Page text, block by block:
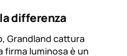
differenza
Grandland cattura
firma luminosa è un